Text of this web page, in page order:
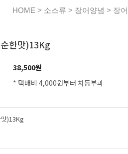
HOME > 소스류 > 장어양념 > 장
한맛)13Kg
38,500원
* 택배비 4,000원부터 차등부과
)13Kg